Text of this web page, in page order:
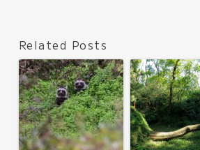
Related Posts